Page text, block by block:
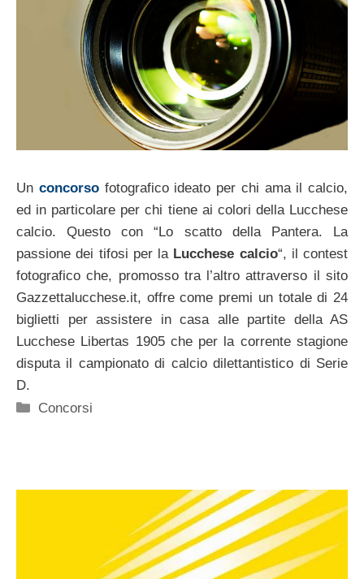
Un concorsofotografico ideato per chi ama il calcio,
ed in particolare per chi tiene ai colori della Lucchese
calcio. Questo con “Lo scatto della Pantera. La
passione dei tifosi per la Lucchese calcio“, il contest
fotografico che, promosso tra l’altro attraverso il sito
Gazzettalucchese.it, offre come premi un totale di 24
biglietti per assistere in casa alle partite della AS
Lucchese Libertas 1905 che per la corrente stagione
disputa il campionato di calcio dilettantistico di Serie
D.
Categorie
Concorsi